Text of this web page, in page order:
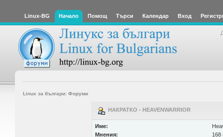
Linux-BG Начало Помощ Търси Календар Вход
Linux за българи: Форуми
НАКРАТКО - HEAVENWARRIOR
Име:
Мнения:
168